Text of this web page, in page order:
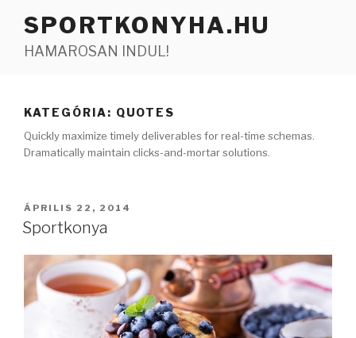
SPORTKONYHA.HU
HAMAROSAN INDUL!
KATEGÓRIA: QUOTES
Quickly maximize timely deliverables for real-time schemas.
Dramatically maintain clicks-and-mortar solutions.
BEKÜLDVE:
ÁPRILIS 22, 2014
Sportkonya